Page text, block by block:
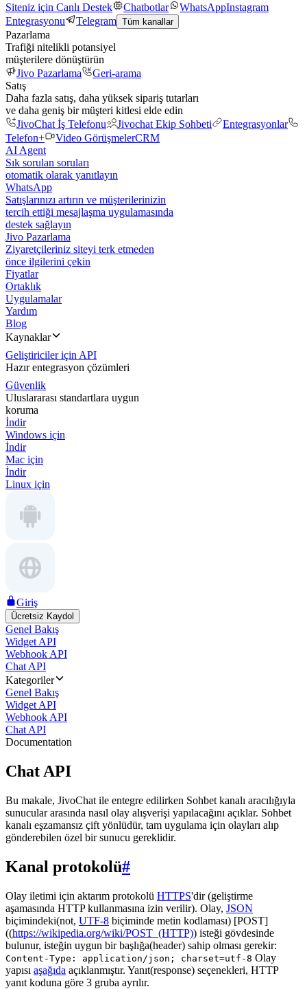
Siteniz için Canlı Destek
Chatbotlar WhatsAppInstagram
Entegrasyonu
Telegram Tüm kanallar
Pazarlama
Trafiği nitelikli potansiyel
müşterilere dönüştürün
Jivo Pazarlama
Geri-arama
Satış
Daha fazla satış, daha yüksek sipariş tutarları
ve daha geniş bir müşteri kitlesi elde edin
JivoChat İş Telefonu
Jivochat Ekip Sohbeti
Entegrasyonlar
Telefon+
Video GörüşmelerCRM
AI Agent
Sık sorulan soruları
otomatik olarak yanıtlayın
WhatsApp
Satışlarınızı artırın ve müşterilerinizin
tercih ettiği mesajlaşma uygulamasında
destek sağlayın
Jivo Pazarlama
Ziyaretçileriniz siteyi terk etmeden
önce ilgilerini çekin
Fiyatlar
Ortaklık
Uygulamalar
Yardım
Blog
Kaynaklar
Geliştiriciler için API
Hazır entegrasyon çözümleri
Güvenlik
Uluslararası standartlara uygun
koruma
İndir
Windows için
İndir
Mac için
İndir
Linux için
Giriş
Ücretsiz Kaydol
Genel Bakış
Widget API
Webhook API
Chat API
Kategoriler
Genel Bakış
Widget API
Webhook API
Chat API
Documentation
Chat API
Bu makale, JivoChat ile entegre edilirken Sohbet kanalı aracılığıyla
sunucular arasında nasıl olay alışverişi yapılacağını açıklar. Sohbet
kanalı eşzamansız çift yönlüdür, tam uygulama için olayları alıp
gönderebilen özel bir sunucu gereklidir.
Kanal protokolü#
Olay iletimi için aktarım protokolü HTTPS'dir (geliştirme
aşamasında HTTP kullanmasına izin verilir). Olay, JSON
biçimindeki(not, UTF-8 biçiminde metin kodlaması) [POST]
((https://wikipedia.org/wiki/POST_(HTTP)) isteği gövdesinde
bulunur, isteğin uygun bir başlığa(header) sahip olması gerekir:
Content-Type: application/json; charset=utf-8 Olay
yapısı aşağıda açıklanmıştır. Yanıt(response) seçenekleri, HTTP
yanıt koduna göre 3 gruba ayrılır.